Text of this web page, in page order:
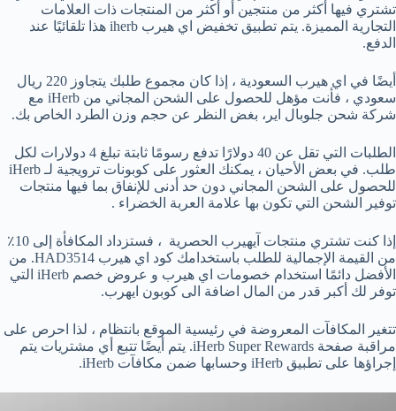
تشتري فيها أكثر من منتجين أو أكثر من المنتجات ذات العلامات
التجارية المميزة. يتم تطبيق تخفيض اي هيرب iherb هذا تلقائيًا عند
الدفع.
أيضًا في اي هيرب السعودية ، إذا كان مجموع طلبك يتجاوز 220 ريال
سعودي ، فأنت مؤهل للحصول على الشحن المجاني من iHerb مع
شركة شحن جلوبال اير، بغض النظر عن حجم وزن الطرد الخاص بك.
الطلبات التي تقل عن 40 دولارًا تدفع رسومًا ثابتة تبلغ 4 دولارات لكل
طلب. في بعض الأحيان ، يمكنك العثور على كوبونات ترويجية لـ iHerb
للحصول على الشحن المجاني دون حد أدنى للإنفاق بما فيها منتجات
توفير الشحن التي تكون بها علامة العربة الخضراء .
إذا كنت تشتري منتجات آيهيرب الحصرية ، فستزداد المكافأة إلى 10٪
من القيمة الإجمالية للطلب باستخدامك كود اي هيرب HAD3514. من
الأفضل دائمًا استخدام خصومات اي هيرب و عروض خصم iHerb التي
توفر لك أكبر قدر من المال اضافة الى كوبون ايهرب.
تتغير المكافآت المعروضة في رئيسية الموقع بانتظام ، لذا احرص على
مراقبة صفحة iHerb Super Rewards. يتم أيضًا تتبع أي مشتريات يتم
إجراؤها على تطبيق iHerb وحسابها ضمن مكافآت iHerb.